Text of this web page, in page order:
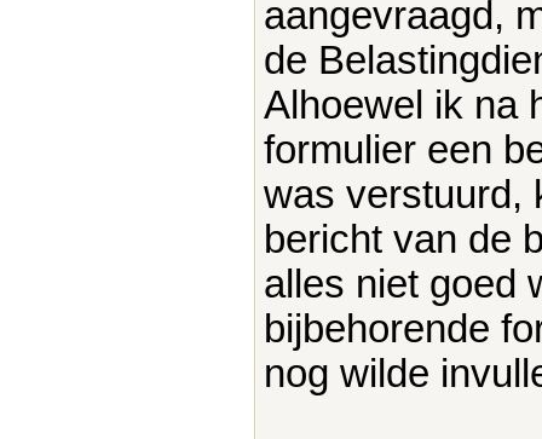
aangevraagd,
de
Alhoewel ik na
formulier een
was verstuurd,
bericht van de
alles niet goed
bijbehorende
nog wilde